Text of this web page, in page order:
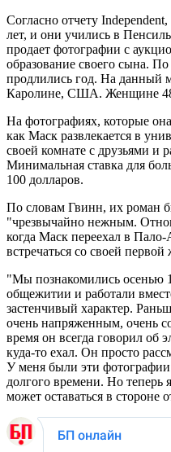
Согласно отчету
лет, и они учились в
продает фотографии с
образование своего сына.
продлились год. На
Каролине, США. Женщине
На фотографиях, которые
как Маск развлекается в
своей комнате с друзьями и
Минимальная ставка для
100 долларов.
По словам Гвинн, их роман
"чрезвычайно нежным.
когда Маск переехал в Пало-
встречаться со своей
"Мы познакомились осенью
общежитии и работали
застенчивый характер.
очень напряженным, очень
время он всегда говорил об
куда-то ехал. Он просто
У меня были эти фотографии
долгого времени. Но теперь
может оставаться в стороне